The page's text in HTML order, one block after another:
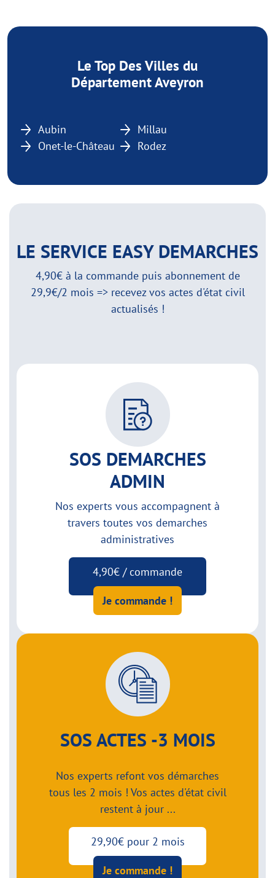
Le Top Des Villes du
Département Aveyron
Aubin
Millau
Onet-le-Château
Rodez
LE SERVICE EASY DEMARCHES
4,90€ à la commande puis abonnement de
29,9€/2 mois => recevez vos actes d'état civil
actualisés !
SOS DEMARCHES
ADMIN
Nos experts vous accompagnent à
travers toutes vos demarches
administratives
4,90€ / commande
Je commande !
SOS ACTES -3 MOIS
Nos experts refont vos démarches
tous les 2 mois ! Vos actes d'état civil
restent à jour ...
29,90€ pour 2 mois
Je commande !